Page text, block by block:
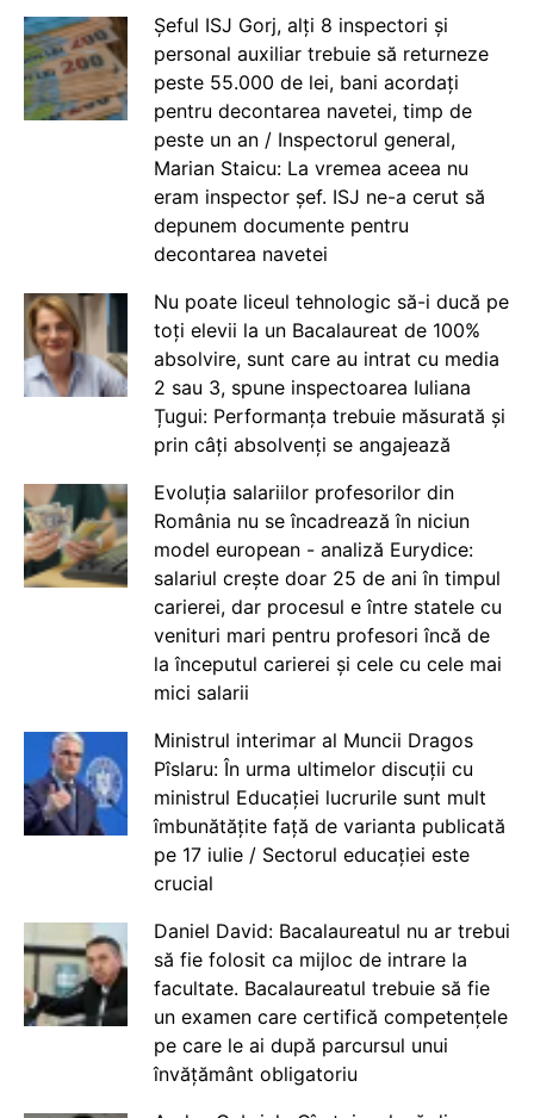
Șeful ISJ Gorj, alți 8 inspectori și
personal auxiliar trebuie să returneze
peste 55.000 de lei, bani acordați
pentru decontarea navetei, timp de
peste un an / Inspectorul general,
Marian Staicu: La vremea aceea nu
eram inspector șef. ISJ ne-a cerut să
depunem documente pentru
decontarea navetei
Nu poate liceul tehnologic să-i ducă pe
toți elevii la un Bacalaureat de 100%
absolvire, sunt care au intrat cu media
2 sau 3, spune inspectoarea Iuliana
Țugui: Performanța trebuie măsurată și
prin câți absolvenți se angajează
Evoluția salariilor profesorilor din
România nu se încadrează în niciun
model european - analiză Eurydice:
salariul crește doar 25 de ani în timpul
carierei, dar procesul e între statele cu
venituri mari pentru profesori încă de
la începutul carierei și cele cu cele mai
mici salarii
Ministrul interimar al Muncii Dragos
Pîslaru: În urma ultimelor discuții cu
ministrul Educației lucrurile sunt mult
îmbunătățite față de varianta publicată
pe 17 iulie / Sectorul educației este
crucial
Daniel David: Bacalaureatul nu ar trebui
să fie folosit ca mijloc de intrare la
facultate. Bacalaureatul trebuie să fie
un examen care certifică competențele
pe care le ai după parcursul unui
învățământ obligatoriu